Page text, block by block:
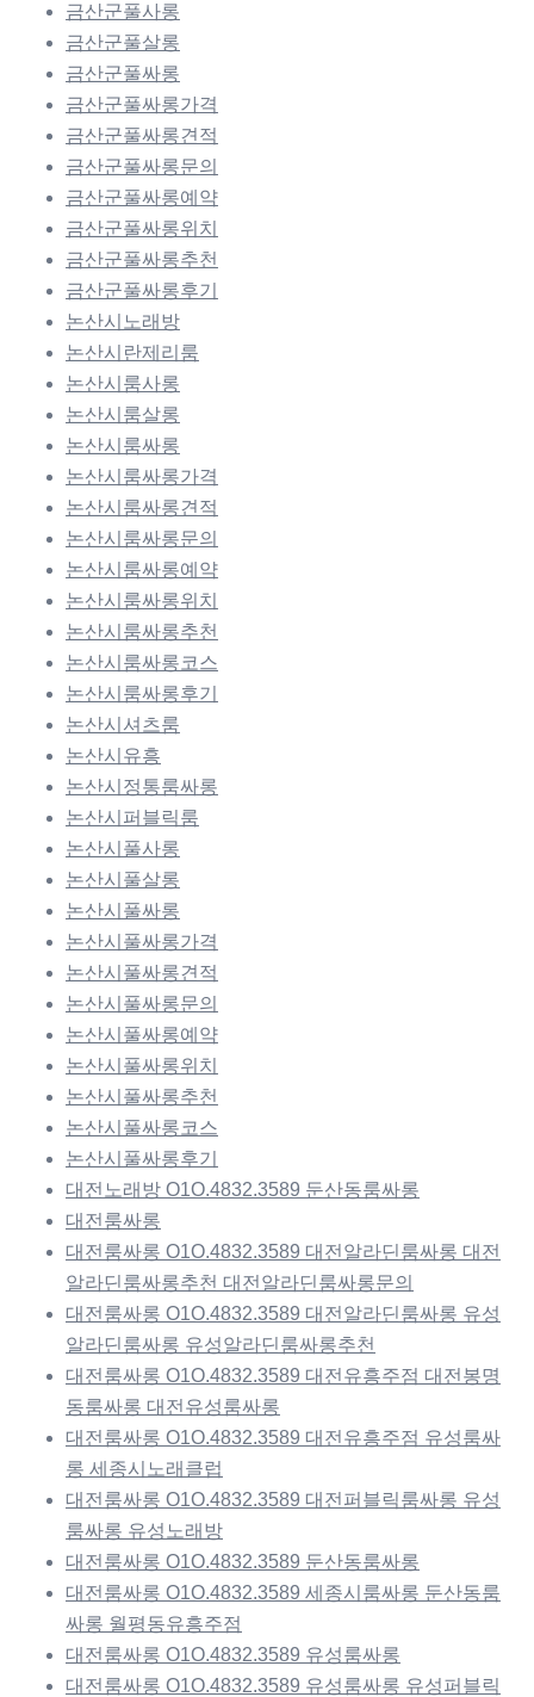
금산군풀사롱
금산군풀살롱
금산군풀싸롱
금산군풀싸롱가격
금산군풀싸롱견적
금산군풀싸롱문의
금산군풀싸롱예약
금산군풀싸롱위치
금산군풀싸롱추천
금산군풀싸롱후기
논산시노래방
논산시란제리룸
논산시룸사롱
논산시룸살롱
논산시룸싸롱
논산시룸싸롱가격
논산시룸싸롱견적
논산시룸싸롱문의
논산시룸싸롱예약
논산시룸싸롱위치
논산시룸싸롱추천
논산시룸싸롱코스
논산시룸싸롱후기
논산시셔츠룸
논산시유흥
논산시정통룸싸롱
논산시퍼블릭룸
논산시풀사롱
논산시풀살롱
논산시풀싸롱
논산시풀싸롱가격
논산시풀싸롱견적
논산시풀싸롱문의
논산시풀싸롱예약
논산시풀싸롱위치
논산시풀싸롱추천
논산시풀싸롱코스
논산시풀싸롱후기
대전노래방 O1O.4832.3589 둔산동룸싸롱
대전룸싸롱
대전룸싸롱 O1O.4832.3589 대전알라딘룸싸롱 대전
알라딘룸싸롱추천 대전알라딘룸싸롱문의
대전룸싸롱 O1O.4832.3589 대전알라딘룸싸롱 유성
알라딘룸싸롱 유성알라딘룸싸롱추천
대전룸싸롱 O1O.4832.3589 대전유흥주점 대전봉명
동룸싸롱 대전유성룸싸롱
대전룸싸롱 O1O.4832.3589 대전유흥주점 유성룸싸
롱 세종시노래클럽
대전룸싸롱 O1O.4832.3589 대전퍼블릭룸싸롱 유성
룸싸롱 유성노래방
대전룸싸롱 O1O.4832.3589 둔산동룸싸롱
대전룸싸롱 O1O.4832.3589 세종시룸싸롱 둔산동룸
싸롱 월평동유흥주점
대전룸싸롱 O1O.4832.3589 유성룸싸롱
대전룸싸롱 O1O.4832.3589 유성룸싸롱 유성퍼블릭